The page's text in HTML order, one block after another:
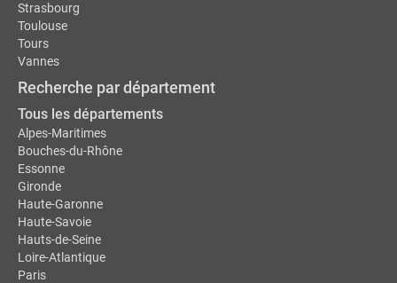
Strasbourg
Toulouse
Tours
Vannes
Recherche par département
Tous les départements
Alpes-Maritimes
Bouches-du-Rhône
Essonne
Gironde
Haute-Garonne
Haute-Savoie
Hauts-de-Seine
Loire-Atlantique
Paris